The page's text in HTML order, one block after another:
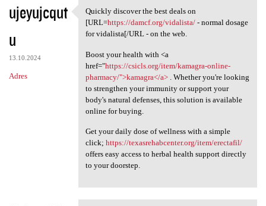
ujeyujcqut
u
13.10.2024
Adres
Quickly discover the best
Quickly discover the best deals on
[URL=https://damcf.org/vidalista/- normal dosage
for vidalista[/URL - on the web.
Boost your health with <a
href="https://csicls.org/item/kamagra-online-
pharmacy/">kamagra</a>. Whether you're looking
to strengthen your immunity or support your
body's natural defenses, this solution is available
online for buying.
Get your daily dose of wellness with a simple
click; https://texasrehabcenter.org/item/erectafil/
offers easy access to herbal health support directly
to your doorstep.